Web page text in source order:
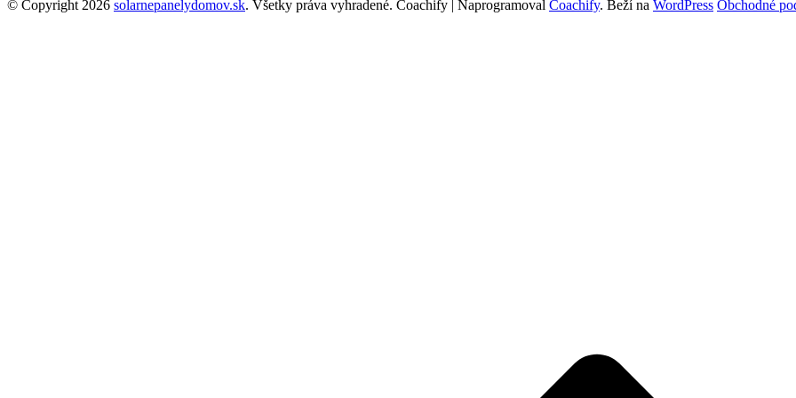
© Copyright 2026 solarnepanelydomov.sk. Všetky práva vyhradené. Coachify | Naprogramoval Coachify. Beží na WordPress Obchodné